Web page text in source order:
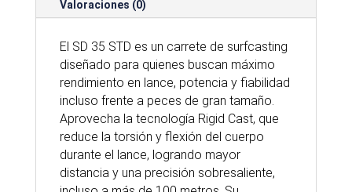
Valoraciones (0)
El SD 35 STD es un carrete de surfcasting
diseñado para quienes buscan máximo
rendimiento en lance, potencia y fiabilidad
incluso frente a peces de gran tamaño.
Aprovecha la tecnología Rigid Cast, que
reduce la torsión y flexión del cuerpo
durante el lance, logrando mayor
distancia y una precisión sobresaliente,